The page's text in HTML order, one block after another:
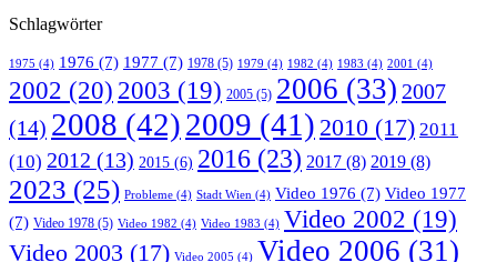
Schlagwörter
1975 (4) 1976 (7) 1977 (7) 1978 (5) 1979 (4) 1982 (4) 1983 (4) 2001 (4)
2002 (20) 2003 (19) 2005 (5) 2006 (33) 2007
(14) 2008 (42)2009 (41) 2010 (17) 2011
(10) 2012 (13) 2015 (6) 2016 (23) 2017 (8) 2019 (8)
2023 (25) Probleme (4) Stadt Wien (4) Video 1976 (7) Video 1977
(7) Video 1978 (5) Video 1982 (4) Video 1983 (4) Video 2002 (19)
Video 2003 (17) Video 2005 (4) Video 2006 (31)